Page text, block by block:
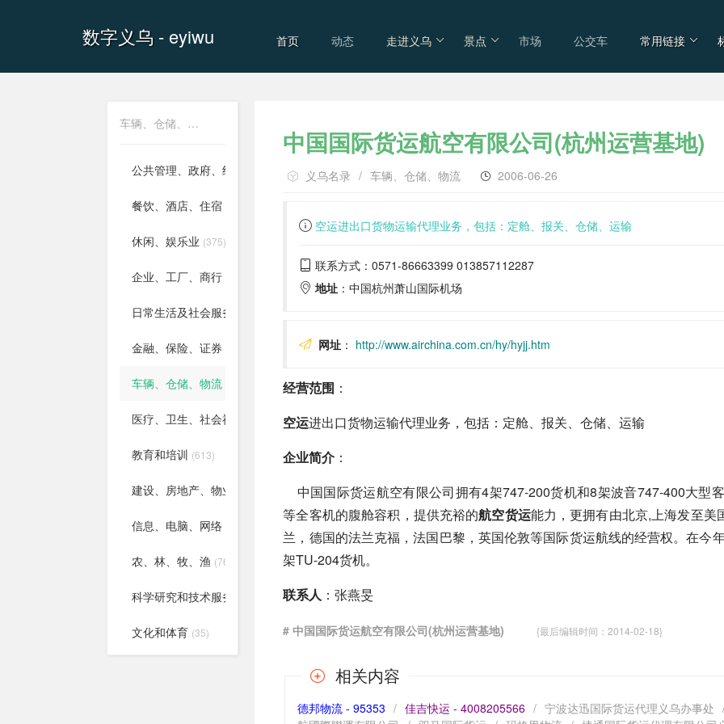
数字义乌 - eyiwu 首页 动态 走进义乌 景点 市场 公交车 常用链接
车辆、仓储、物流
公共管理、政府、组织
餐饮、酒店、住宿
休闲、娱乐业 (375)
企业、工厂、商行
日常生活及社会服务
金融、保险、证券
车辆、仓储、物流
医疗、卫生、社会福利
教育和培训 (613)
建设、房地产、物业
信息、电脑、网络
农、林、牧、渔 (76)
科学研究和技术服务
文化和体育 (35)
中国国际货运航空有限公司(杭州运营基地)
义乌名录 / 车辆、仓储、物流 2006-06-26
空运进出口货物运输代理业务，包括：定舱、报关、仓储、运输
联系方式：0571-86663399 013857112287
地址 ：中国杭州萧山国际机场
网址 ： http://www.airchina.com.cn/hy/hyjj.htm
经营范围 ：
空运进出口货物运输代理业务，包括：定舱、报关、仓储、运输
企业简介：
中国国际货运航空有限公司拥有4架747-200货机和8架波音747-400大型
等全客机的腹舱容积，提供充裕的航空货运能力，更拥有由北京,上海发至
兰，德国的法兰克福，法国巴黎，英国伦敦等国际货运航线的经营权。在今
架TU-204货机。
联系人 ：张燕旻
# 中国国际货运航空有限公司(杭州运营基地) {最后编辑时间：2014-02-18}
相关内容
德邦物流 - 95353 / 佳吉快运 - 4008205566 / 宁波达迅国际货运代理义乌办事处